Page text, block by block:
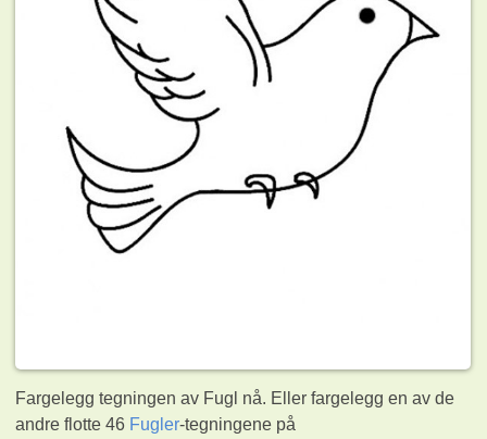
Fargelegg tegningen av Fugl nå. Eller fargelegg en av de
andre flotte 46 Fugler-tegningene på